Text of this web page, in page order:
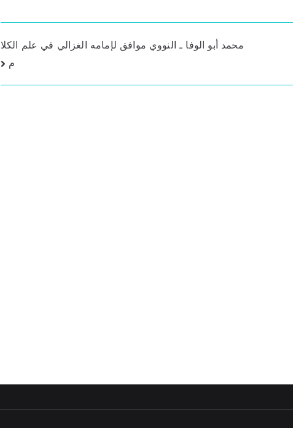
محمد أبو الوفا ـ النووي موافق لإمامه الغزالي في علم الكلا
م